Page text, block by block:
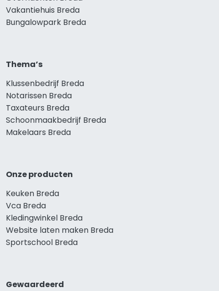
Vakantiehuis Breda
Bungalowpark Breda
Thema’s
Klussenbedrijf Breda
Notarissen Breda
Taxateurs Breda
Schoonmaakbedrijf Breda
Makelaars Breda
Onze producten
Keuken Breda
Vca Breda
Kledingwinkel Breda
Website laten maken Breda
Sportschool Breda
Gewaardeerd